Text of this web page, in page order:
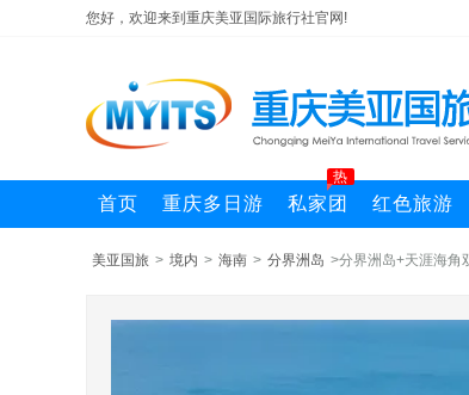
您好，欢迎来到重庆美亚国际旅行社官网!
首页 重庆多日游 私家团
热
红色旅游
美亚国旅 > 境内 > 海南 > 分界洲岛 >分界洲岛+天涯海角